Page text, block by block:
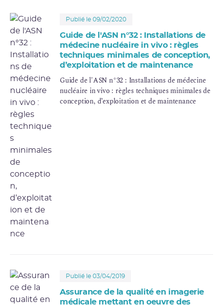
Publié le 09/02/2020
Guide de l'ASN n°32 : Installations de
médecine nucléaire in vivo : règles
techniques minimales de conception,
d’exploitation et de maintenance
Guide de l'ASN n°32 : Installations de médecine
nucléaire in vivo : règles techniques minimales de
conception, d’exploitation et de maintenance
Publié le 03/04/2019
Assurance de la qualité en imagerie
médicale mettant en oeuvre des